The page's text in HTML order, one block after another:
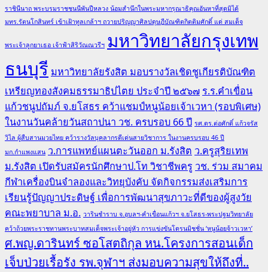
ราชินีนาถ พระบรมราชชนนีพันปีหลวง น้อมสำนึกในพระมหากรุณาธิคุณอันหาที่สุดมิได้
มทร.รัตนโกสินทร์ เข้าเฝ้าทูลเกล้าฯ ถวายปริญญาศิลปดุษฎีบัณฑิตกิตติมศักดิ์ แด่ สมเด็จ
พระเจ้าลูกยาเธอ เจ้าฟ้าสิริวัณณวรีฯ มหาวิทยาลัยกรุงเทพ
ธนบุรี มหาวิทยาลัยรังสิต มอบรางวัลเชิดชูเกียรติบัณฑิต
เหรียญทองสังคมธรรมาธิปไตย ประจำปี ๒๕๖๗ ร.ร.คำเขื่อน
แก้วชนูปถัมภ์ จ.ยโสธร คว้าแชมป์หนูน้อยเจ้าเวหา (รอบพิเศษ)
ในงานวันคล้ายวันสถาปนา วช. ครบรอบ 66 ปี รศ.ดร.ต่อศักดิ์ แก้วจรัส
วิไล ผู้สืบสานมวยไทย คว้ารางวัลบุคลากรดีเด่นสายวิชาการ ในงานครบรอบ 46 ปี
มก.กำแพงแสน ว.การแพทย์แผนตะวันออก ม.รังสิต ว.ครูสุริยเทพ
ม.รังสิต เปิดรับสมัครนักศึกษาป.โท วิชาชีพครู วช. ร่วม สมาคม
กีฬาเครื่องบินจำลองและวิทยุบังคับ จัดกิจกรรมส่งเสริมการ
เรียนรู้ปัญญาประดิษฐ์ เพื่อการพัฒนาสุขภาวะที่ดีของผู้สูงวัย
คณะพยาบาล ม.อ. วารินชำราบ จ.อุบลฯ-คำเขื่อนแก้วฯ จ.ยโสธร-พระปฐมวิทยาลัย
คว้าถ้วยพระราชทานพระบาทสมเด็จพระเจ้าอยู่หัว การแข่งขันโดรนมิชชั่น ‘หนูน้อยจ้าวเวหา’
ศ.พญ.ดารินทร์ ซอโสตถิกุล หน.โครงการสอนเด็ก
เจ็บป่วยเรื้อรัง รพ.จุฬาฯ ส่งมอบความสุขให้ถึงที่..